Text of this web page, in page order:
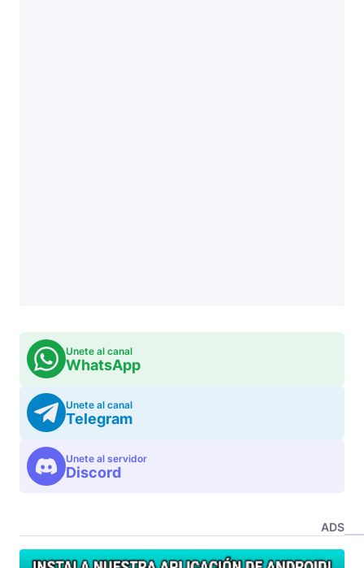
Unete al canal
WhatsApp
Unete al canal
Telegram
Unete al servidor
Discord
ADS